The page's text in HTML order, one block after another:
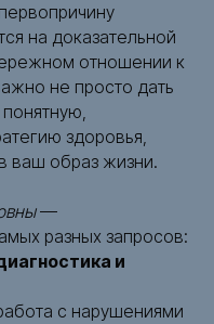
на доказательной
отношении к
не просто дать
здоровья,
ваш образ жизни.
—
разных запросов:
и
с нарушениями